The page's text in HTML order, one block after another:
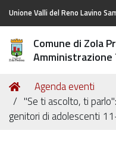
Unione Valli del Reno Lavino
Comune di Zola
Tu
sei
qui:
Home
Agenda eventi
"Se ti ascolto, ti
genitori di adolescenti